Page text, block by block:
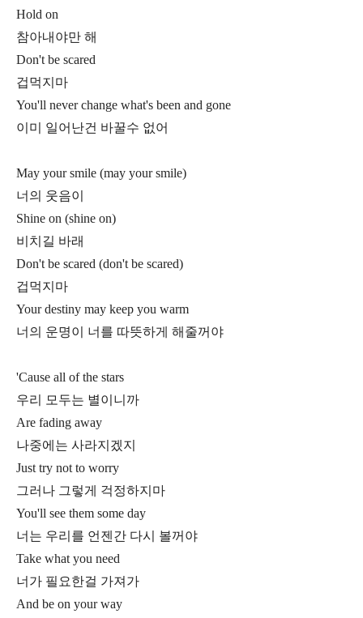
Hold on
참아내야만 해
Don't be scared
겁먹지마
You'll never change what's been and gone
이미 일어난건 바꿀수 없어
May your smile (may your smile)
너의 웃음이
Shine on (shine on)
비치길 바래
Don't be scared (don't be scared)
겁먹지마
Your destiny may keep you warm
너의 운명이 너를 따뜻하게 해줄꺼야
'Cause all of the stars
우리 모두는 별이니까
Are fading away
나중에는 사라지겠지
Just try not to worry
그러나 그렇게 걱정하지마
You'll see them some day
너는 우리를 언젠간 다시 볼꺼야
Take what you need
너가 필요한걸 가져가
And be on your way